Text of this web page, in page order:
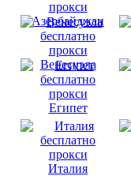
Азербайджан
Венесуэла
Египет
Италия